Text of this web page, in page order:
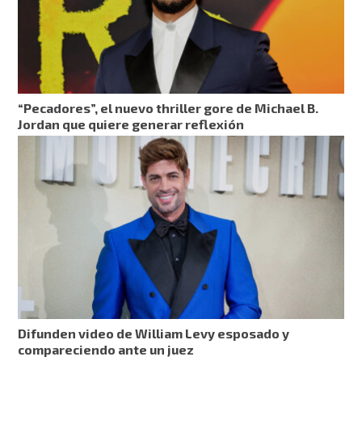
“Pecadores”, el nuevo thriller gore de Michael B.
Jordan que quiere generar reflexión
Difunden video de William Levy esposado y
compareciendo ante un juez